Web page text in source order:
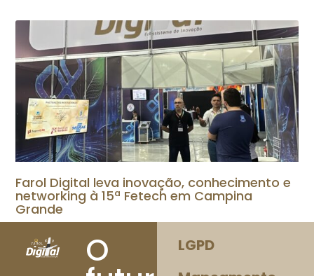
Farol Digital leva inovação, conhecimento e
networking à 15ª Fetech em Campina
Grande
O
LGPD